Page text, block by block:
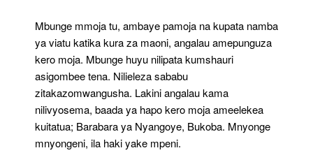
Mbunge mmoja tu, ambaye pamoja na kupata namba
ya viatu katika kura za maoni, angalau amepunguza
kero moja. Mbunge huyu nilipata kumshauri
asigombee tena. Nilieleza sababu
zitakazomwangusha. Lakini angalau kama
nilivyosema, baada ya hapo kero moja ameelekea
kuitatua; Barabara ya Nyangoye, Bukoba. Mnyonge
mnyongeni, ila haki yake mpeni.